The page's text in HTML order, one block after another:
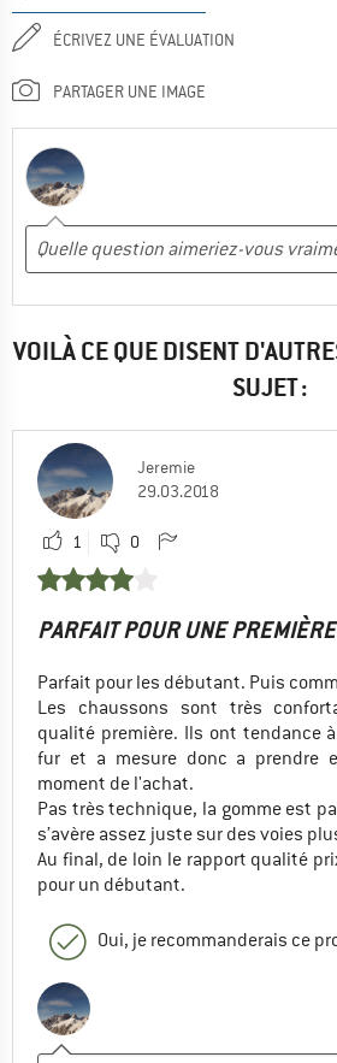
ÉCRIVEZ UNE ÉVALUATION
PARTAGER UNE IMAGE
VOILÀ CE QUE DISENT
SUJET :
Jeremie
29.03.2018
1 0
PARFAIT POUR UNE
Parfait pour les débutant. Puis
Les chaussons sont très
qualité première. Ils ont tendance à
fur et a mesure donc a prendre
moment de l'achat.
Pas très technique, la gomme est
s’avère assez juste sur des voies
Au final, de loin le rapport qualité
pour un débutant.
Oui, je recommanderais ce